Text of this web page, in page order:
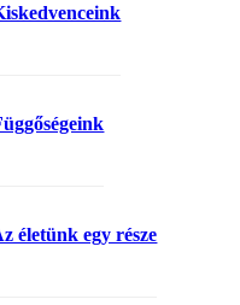
életünk egy része